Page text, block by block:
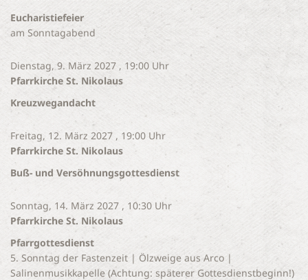
Eucharistiefeier
am Sonntagabend
Dienstag, 9. März 2027 , 19:00 Uhr
Pfarrkirche St. Nikolaus
Kreuzwegandacht
Freitag, 12. März 2027 , 19:00 Uhr
Pfarrkirche St. Nikolaus
Buß- und Versöhnungsgottesdienst
Sonntag, 14. März 2027 , 10:30 Uhr
Pfarrkirche St. Nikolaus
Pfarrgottesdienst
5. Sonntag der Fastenzeit | Ölzweige aus Arco |
Salinenmusikkapelle (Achtung: späterer Gottesdienstbeginn!)